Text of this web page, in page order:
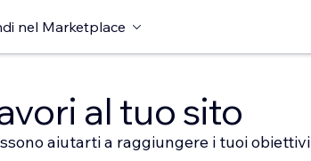
nel Marketplace
al tuo sito
aiutarti a raggiungere i tuoi obiettivi